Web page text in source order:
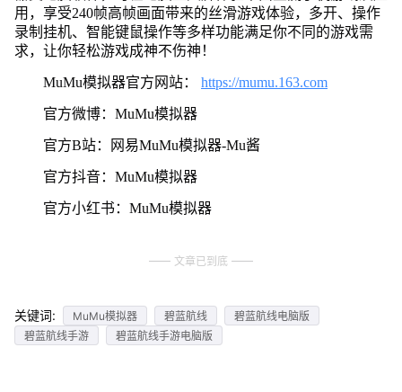
用，享受240帧高帧画面带来的丝滑游戏体验，多开、操作
录制挂机、智能键鼠操作等多样功能满足你不同的游戏需
求，让你轻松游戏成神不伤神！
MuMu模拟器官方网站： https://mumu.163.com
官方微博：MuMu模拟器
官方B站：网易MuMu模拟器-Mu酱
官方抖音：MuMu模拟器
官方小红书：MuMu模拟器
文章已到底
关键词: MuMu模拟器 碧蓝航线
碧蓝航线电脑版
碧蓝航线手游
碧蓝航线手游电脑版